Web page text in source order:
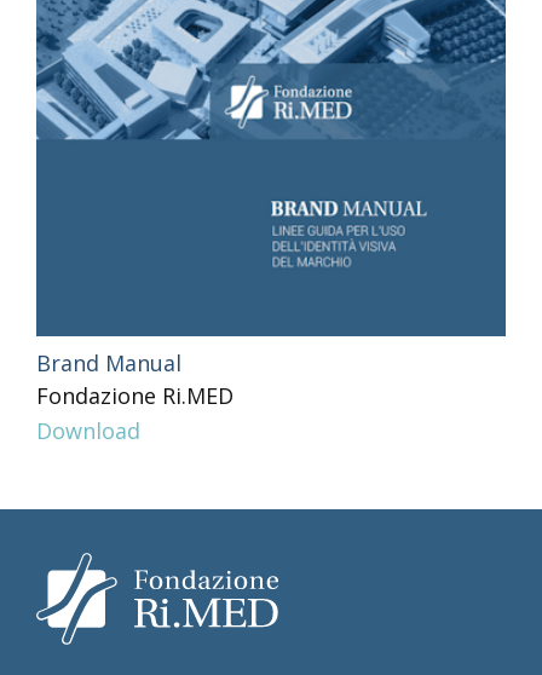
Brand Manual
Fondazione Ri.MED
Download